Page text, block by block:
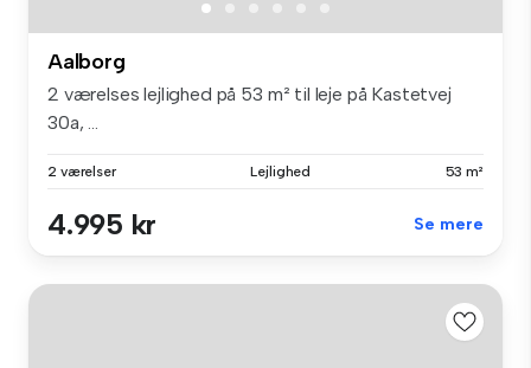
Aalborg
2 værelses lejlighed på 53 m² til leje på Kastetvej
30a, ...
2 værelser Lejlighed 53 m²
4.995 kr Se mere